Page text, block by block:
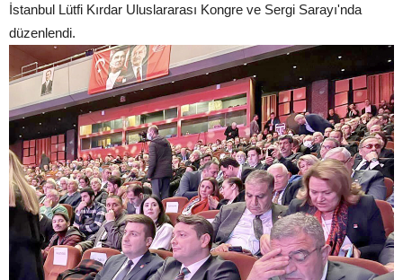
İstanbul Lütfi Kırdar Uluslararası Kongre ve Sergi Sarayı'nda
düzenlendi.